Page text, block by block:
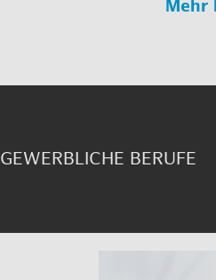
GE­WERB­LI­CHE BE­RU­FE